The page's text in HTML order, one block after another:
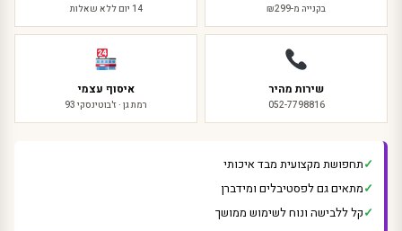
בקנייה מ-₪299 14 יום ללא שאלות
שירות מהיר
052-7798816
איסוף עצמי
רמת גן · ז'בוטינסקי 93
תחפושת מקצועית מבד איכותי
מתאים גם לפסטיבלים ומידברן
קל ללבישה ונוח לשימוש ממושך